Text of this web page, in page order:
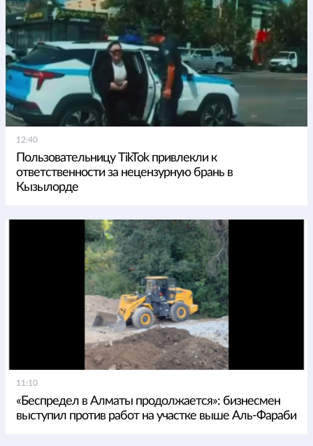
12:40
Пользовательницу TikTok привлекли к
ответственности за нецензурную брань в
Кызылорде
11:10
«Беспредел в Алматы продолжается»: бизнесмен
выступил против работ на участке выше Аль-Фараби